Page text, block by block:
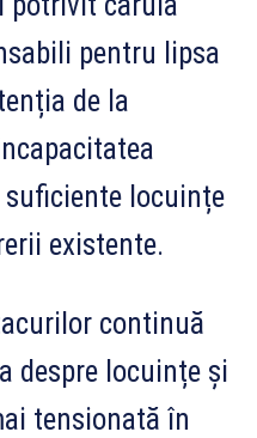
pentru lipsa
de la
locuințe
existente.
continuă
despre locuințe și
tensionată în